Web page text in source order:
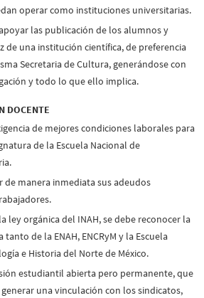
operar como instituciones universitarias.
las publicación de los alumnos y
de una institución científica, de preferencia
Secretaria de Cultura, generándose con
y todo lo que ello implica.
DOCENTE
de mejores condiciones laborales para
de la Escuela Nacional de
de manera inmediata sus adeudos
ley orgánica del INAH, se debe reconocer la
de la ENAH, ENCRyM y la Escuela
e Historia del Norte de México.
estudiantil abierta pero permanente, que
una vinculación con los sindicatos,